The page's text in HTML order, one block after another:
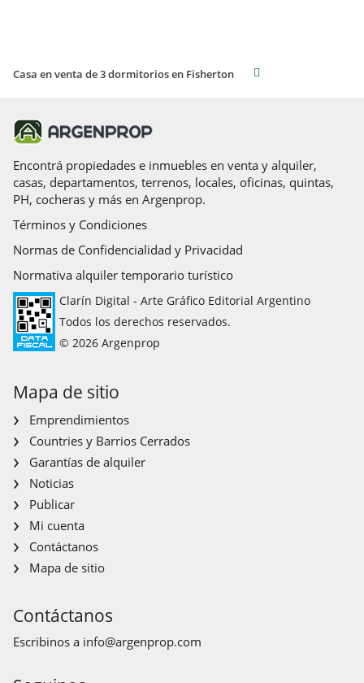
Casa en venta de 3 dormitorios en Fisherton
Encontrá propiedades e inmuebles en venta y alquiler,
casas, departamentos, terrenos, locales, oficinas, quintas,
PH, cocheras y más en Argenprop.
Términos y Condiciones
Normas de Confidencialidad y Privacidad
Normativa alquiler temporario turístico
Clarín Digital - Arte Gráfico Editorial Argentino
Todos los derechos reservados.
© 2026 Argenprop
Mapa de sitio
Emprendimientos
Countries y Barrios Cerrados
Garantías de alquiler
Noticias
Publicar
Mi cuenta
Contáctanos
Mapa de sitio
Contáctanos
Escribinos a info@argenprop.com